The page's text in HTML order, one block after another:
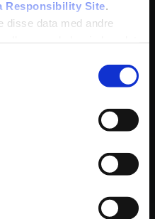
Responsibility Site
disse data med andre